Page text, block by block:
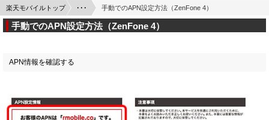
楽天モバイルトップ ･･･ 手動でのAPN設定方法（ZenFone 4）
手動でのAPN設定方法（ZenFone 4）
APN情報を確認する